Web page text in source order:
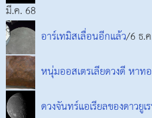
มี.ค. 68
อาร์เทมิสเลื่อนอีกแล้ว/6 ธ.
หนุ่มออสเตรเลียดวงดี หาท
ดวงจันทร์แอเรียลของดาว